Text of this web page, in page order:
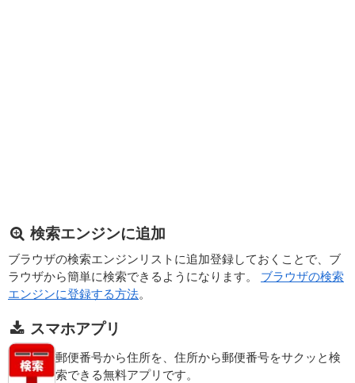
検索エンジンに追加
ブラウザの検索エンジンリストに追加登録しておくことで、ブ
ラウザから簡単に検索できるようになります。 ブラウザの検索
エンジンに登録する方法。
スマホアプリ
郵便番号から住所を、住所から郵便番号をサクッと検
索できる無料アプリです。